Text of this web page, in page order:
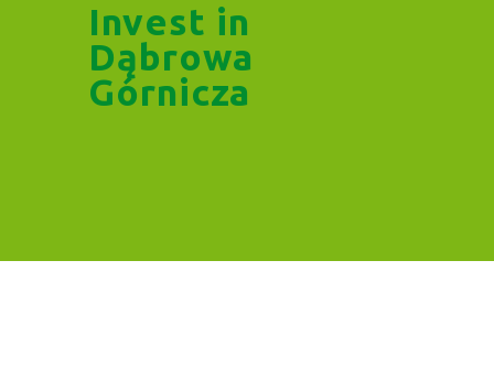
Invest in
Dąbrowa
Górnicza